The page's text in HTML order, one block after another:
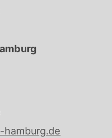
hamburg.de